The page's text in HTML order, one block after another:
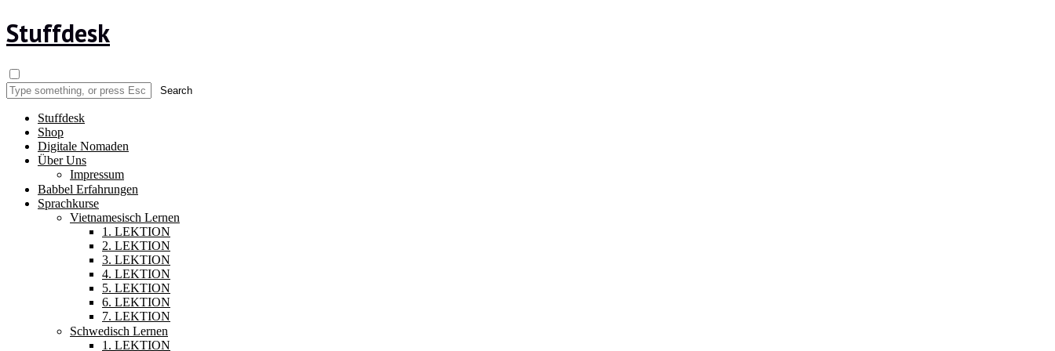
Stuffdesk
Stuffdesk
Shop
Digitale Nomaden
Über Uns
Impressum
Babbel Erfahrungen
Sprachkurse
Vietnamesisch Lernen
1. LEKTION
2. LEKTION
3. LEKTION
4. LEKTION
5. LEKTION
6. LEKTION
7. LEKTION
Schwedisch Lernen
1. LEKTION